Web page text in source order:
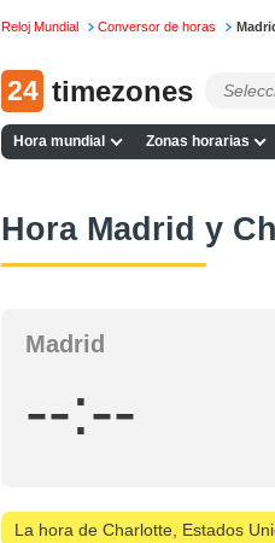
Reloj Mundial Conversor de horas
24 timezones
Hora mundial Zonas horarias
Hora Madrid y
Madrid
--:--
La hora de Charlotte, Estados